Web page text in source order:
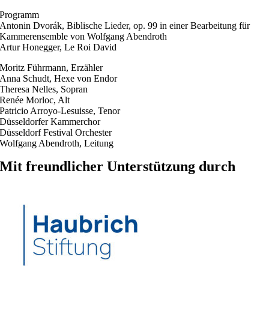
Programm
Antonin Dvorák, Biblische Lieder, op. 99 in einer Bearbeitung für
Kammerensemble von Wolfgang Abendroth
Artur Honegger, Le Roi David
Moritz Führmann, Erzähler
Anna Schudt, Hexe von Endor
Theresa Nelles, Sopran
Renée Morloc, Alt
Patricio Arroyo-Lesuisse, Tenor
Düsseldorfer Kammerchor
Düsseldorf Festival Orchester
Wolfgang Abendroth, Leitung
Mit freundlicher Unterstützung durch